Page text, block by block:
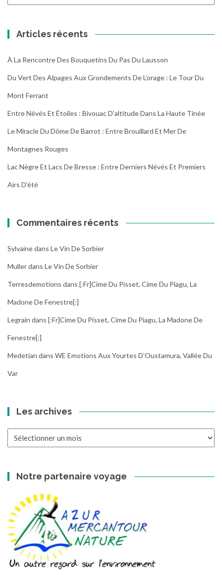
Articles récents
À La Rencontre Des Bouquetins Du Pas Du Lausson
Du Vert Des Alpages Aux Grondements De L’orage : Le Tour Du
Mont Ferrant
Entre Névés Et Étoiles : Bivouac D’altitude Dans La Haute Tinée
Le Miracle Du Dôme De Barrot : Entre Brouillard Et Mer De
Montagnes Rouges
Lac Nègre Et Lacs De Bresse : Entre Derniers Névés Et Premiers
Airs D’été
Commentaires récents
Sylvainedans Le Vin De Sorbier
Mullerdans Le Vin De Sorbier
Terresdemotions dans [:fr]Cime Du Pisset, Cime Du Piagu, La
Madone De Fenestre[:]
Legrain dans [:fr]Cime Du Pisset, Cime Du Piagu, La Madone De
Fenestre[:]
Medetian dans WE Emotions Aux Yourtes D’Oustamura, Vallée Du
Var
Les archives
Notre partenaire voyage